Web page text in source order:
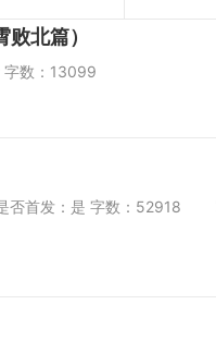
北篇）
一会所 字数：13099
否首发：是 字数：52918